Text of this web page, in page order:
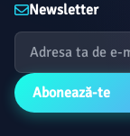
Newsletter
Abonează-te